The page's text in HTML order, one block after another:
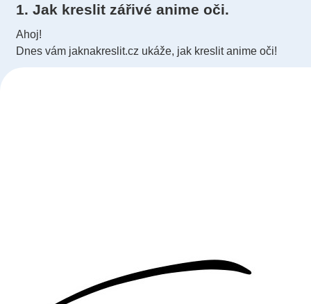
1. Jak kreslit zářivé anime oči.
Ahoj!
Dnes vám jaknakreslit.cz ukáže, jak kreslit anime oči!